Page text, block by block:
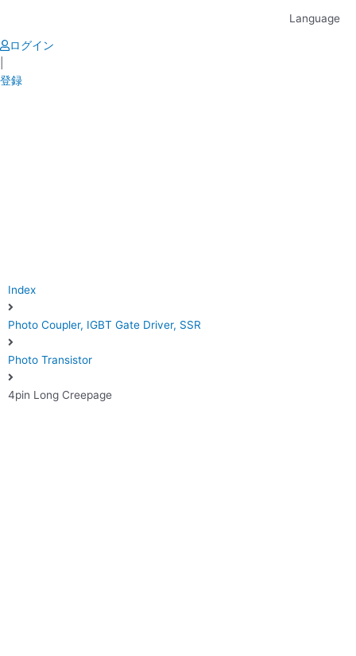
content
Language
ログイン
登録
Index
Photo Coupler, IGBT Gate Driver, SSR
Photo Transistor
4pin Long Creepage